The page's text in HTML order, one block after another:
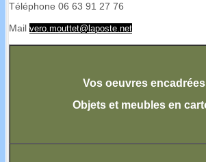
Téléphone 06 63 91 27 76
Mail vero.mouttet@laposte.net
Vos oeuvres
Objets et meubles en